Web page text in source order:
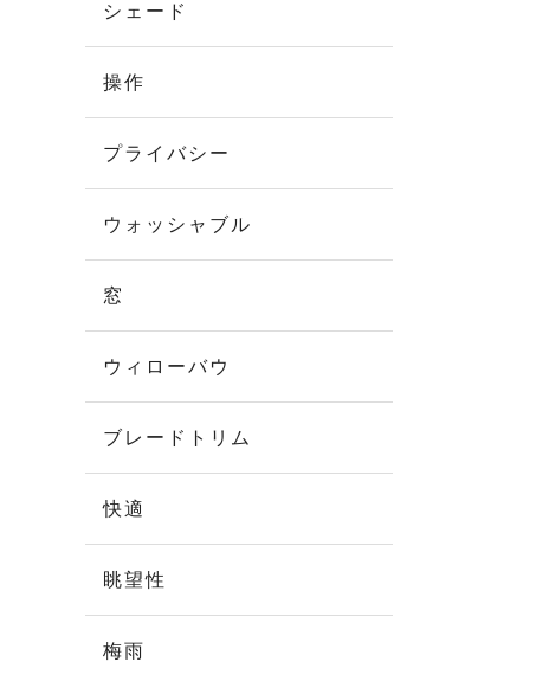
シェード
操作
プライバシー
ウォッシャブル
窓
ウィローバウ
ブレードトリム
快適
眺望性
梅雨